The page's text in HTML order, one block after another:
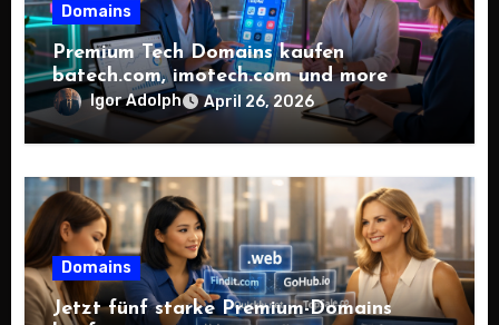
Domains
Premium Tech Domains kaufen
batech.com, imotech.com und more
Igor Adolph April 26, 2026
Domains
Jetzt fünf starke Premium-Domains